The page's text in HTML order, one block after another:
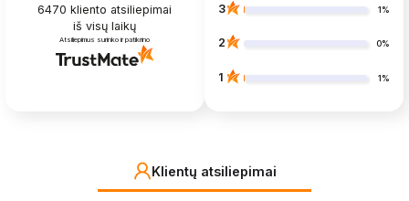
6470 kliento atsiliepimai
iš visų laikų
Atsiliepimus surinko ir patikrino
3 1%
2 0%
1 1%
Klientų atsiliepimai